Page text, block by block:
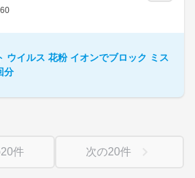
ウイルス 花粉 イオンでブロック ミス
分
20件 次の20件